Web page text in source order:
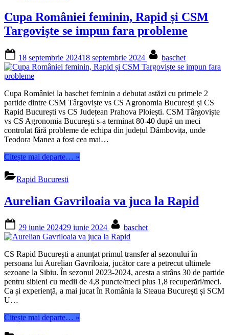
„Vom
da
tot
avem
mai
bun””
Cupa României feminin, Rapid și CSM
Targoviște se impun fara probleme
on
18 septembrie 202418 septembrie 2024 baschet
Cupa României la baschet feminin a debutat astăzi cu primele 2
partide dintre CSM Târgoviște vs CS Agronomia București și CS
Rapid București vs CS Județean Prahova Ploiești. CSM Târgoviște
vs CS Agronomia București s-a terminat 80-40 după un meci
controlat fără probleme de echipa din județul Dâmbovița, unde
Teodora Manea a fost cea mai…
Citește mai departe… “Cupa
CSM
impun
fara
»
Rapid Bucuresti
Aurelian Gavriloaia va juca la Rapid
on
29 iunie 202429 iunie 2024 baschet
CS Rapid București a anunțat primul transfer al sezonului în
persoana lui Aurelian Gavriloaia, jucător care a petrecut ultimele
sezoane la Sibiu. În sezonul 2023-2024, acesta a strâns 30 de partide
pentru sibieni cu medii de 4,8 puncte/meci plus 1,8 recuperări/meci.
Ca și experiență, a mai jucat în România la Steaua București și SCM
U…
Citește mai departe… “Aurelian
»